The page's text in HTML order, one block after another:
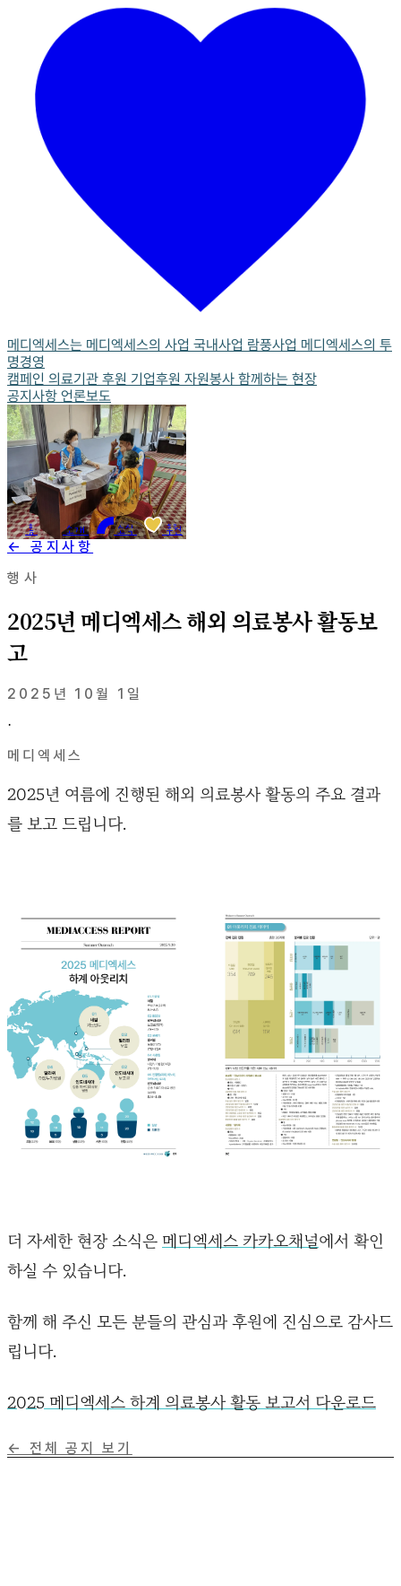
메디엑세스는 메디엑세스의 사업 국내사업 람풍사업 메디엑세스의 투
명경영
캠페인 의료기관 후원 기업후원 자원봉사 함께하는 현장
공지사항 언론보도
홈 소개 소식 후원
← 공지사항
행사
2025년 메디엑세스 해외 의료봉사 활동보
고
2025년 10월 1일
·
메디엑세스
2025년 여름에 진행된 해외 의료봉사 활동의 주요 결과
를 보고 드립니다.
더 자세한 현장 소식은 메디엑세스 카카오채널에서 확인
하실 수 있습니다.
함께 해 주신 모든 분들의 관심과 후원에 진심으로 감사드
립니다.
2025 메디엑세스 하계 의료봉사 활동 보고서 다운로드
← 전체 공지 보기